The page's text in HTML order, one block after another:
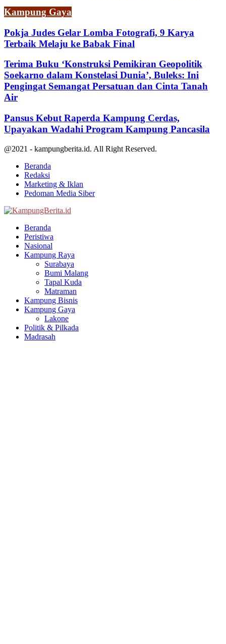
Kampung Gaya
Pokja Judes Gelar Lomba Fotografi, 9 Karya
Terbaik Melaju ke Babak Final
Terima Buku ‘Konstruksi Pemikiran Geopolitik
Soekarno dalam Konstelasi Dunia’, Buleks: Ini
Pengingat Semangat Persatuan dan Cinta Tanah
Air
Pansus Kebut Raperda Kampung Cerdas,
Upayakan Wadahi Program Kampung Pancasila
@2021 - kampungberita.id. All Right Reserved.
Beranda
Redaksi
Marketing & Iklan
Pedoman Media Siber
Beranda
Peristiwa
Nasional
Kampung Raya
Surabaya
Bumi Malang
Tapal Kuda
Matraman
Kampung Bisnis
Kampung Gaya
Lakone
Politik & Pilkada
Madrasah